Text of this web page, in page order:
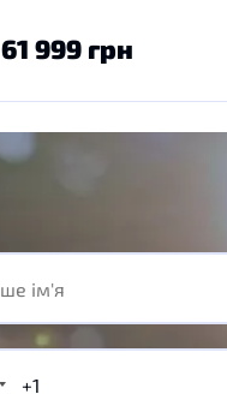
61 999 грн